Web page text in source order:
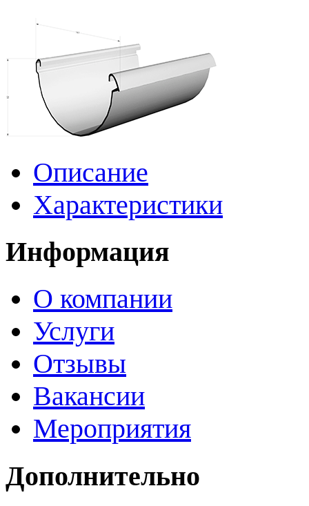
Описание
Характеристики
Информация
О компании
Услуги
Отзывы
Вакансии
Мероприятия
Дополнительно